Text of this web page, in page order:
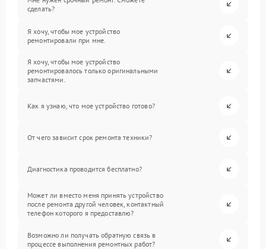
сделать?
Я хочу, чтобы мое устройство
ремонтировали при мне.
Я хочу, чтобы мое устройство
ремонтировалось только оригинальными
запчастями.
Как я узнаю, что мое устройство готово?
От чего зависит срок ремонта техники?
Диагностика проводится бесплатно?
Может ли вместо меня принять устройство
после ремонта другой человек, контактный
телефон которого я предоставлю?
Возможно ли получать обратную связь в
процессе выполнения ремонтных работ?